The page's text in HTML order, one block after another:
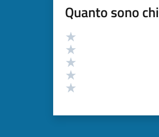
Quanto sono
Valutazione